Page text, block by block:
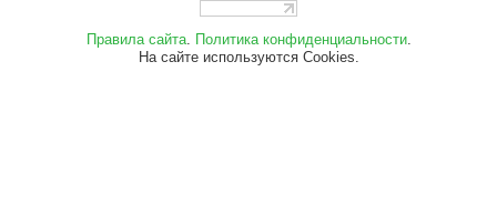
Правила сайта. Политика конфиденциальности.
На сайте используются Cookies.